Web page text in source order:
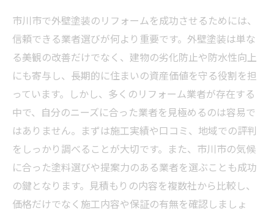
市川市で外壁塗装のリフォームを成功させるためには、
信頼できる業者選びが何より重要です。外壁塗装は単な
る美観の改善だけでなく、建物の劣化防止や防水性向上
にも寄与し、長期的に住まいの資産価値を守る役割を担
っています。しかし、多くのリフォーム業者が存在する
中で、自分のニーズに合った業者を見極めるのは容易で
はありません。まずは施工実績や口コミ、地域での評判
をしっかり調べることが大切です。また、市川市の気候
に合った塗料選びや提案力のある業者を選ぶことも成功
の鍵となります。見積もりの内容を複数社から比較し、
価格だけでなく施工内容や保証の有無を確認しましょ